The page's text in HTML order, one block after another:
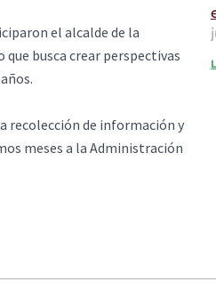
el alcalde de la
busca crear perspectivas
recolección de información y
meses a la Administración